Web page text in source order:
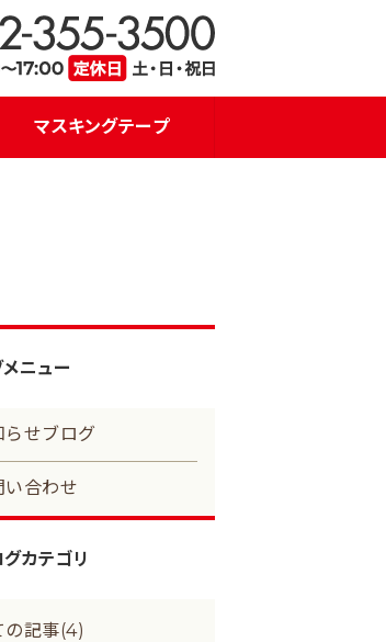
イズプロジェクト
マスキングテープ
ニュー
らせブログ
い合わせ
カテゴリ
の記事(4)